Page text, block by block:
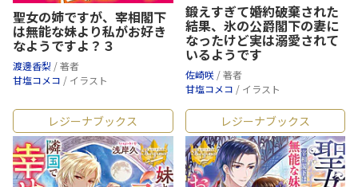
聖女の姉ですが、宰相閣下
は無能な妹より私がお好き
なようですよ？３
渡邊香梨 / 著者
甘塩コメコ / イラスト
鍛えすぎて婚約破棄された
結果、氷の公爵閣下の妻に
なったけど実は溺愛されて
いるようです
佐崎咲 / 著者
甘塩コメコ / イラスト
レジーナブックス レジーナブックス